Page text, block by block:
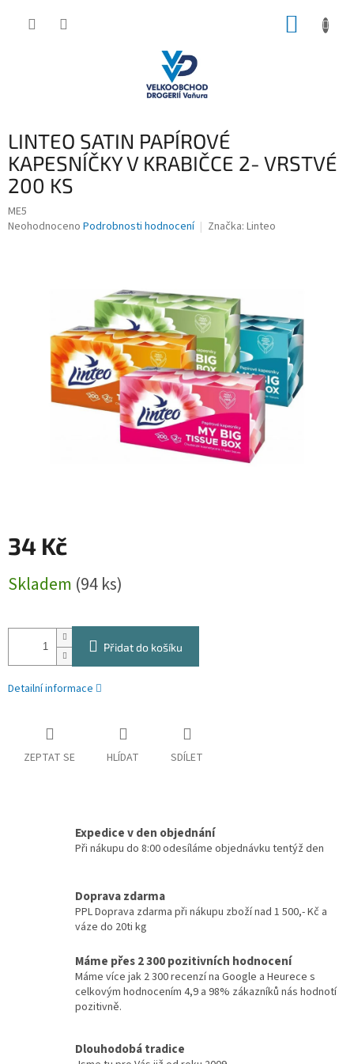
LINTEO SATIN PAPÍROVÉ
KAPESNÍČKY V KRABIČCE 2- VRSTVÉ
200 KS
ME5
Průměrné
hvězdiček.
Neohodnoceno Podrobnosti hodnocení Značka: Linteo
34 Kč
cena:
Skladem (94 ks)
Přidat do košíku
Detailní informace
ZEPTAT SE HLÍDAT SDÍLET
Expedice v den objednání
Při nákupu do 8:00 odesíláme objednávku tentýž den
Doprava zdarma
PPL Doprava zdarma při nákupu zboží nad 1 500,- Kč a
váze do 20ti kg
Máme přes 2 300 pozitivních hodnocení
Máme více jak 2 300 recenzí na Google a Heurece s
celkovým hodnocením 4,9 a 98% zákazníků nás hodnotí
pozitivně.
Dlouhodobá tradice